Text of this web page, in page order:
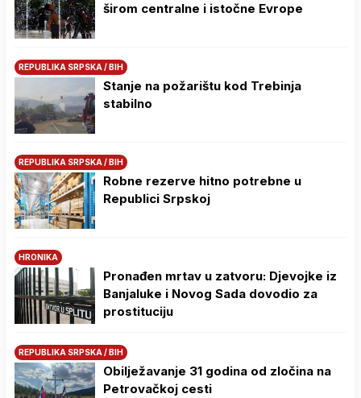
širom centralne i istočne Evrope
REPUBLIKA SRPSKA / BIH
Stanje na požarištu kod Trebinja
stabilno
REPUBLIKA SRPSKA / BIH
Robne rezerve hitno potrebne u
Republici Srpskoj
HRONIKA
Pronađen mrtav u zatvoru: Djevojke iz
Banjaluke i Novog Sada dovodio za
prostituciju
REPUBLIKA SRPSKA / BIH
Obilježavanje 31 godina od zločina na
Petrovačkoj cesti